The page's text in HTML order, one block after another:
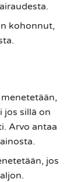
kohonnut,
jos sillä on
Arvo antaa
jos